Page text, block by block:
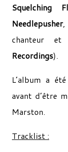
Squelching
Needlepusher,
chanteur et
Recordings).
L’album a
avant d’être
Marston.
Tracklist :